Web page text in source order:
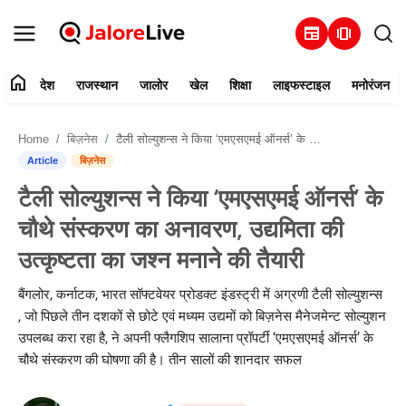
newspaper amp_stories
संपर्क करें
देश
राजस्थान
जालोर
खेल
home देश राजस्थान जालोर खेल शिक्षा लाइफस्टाइल मनोरंजन
Home बिज़नेस टैली सोल्युशन्स ने किया ‘एमएसएमई ऑनर्स’ के चौथे संस्करण का अनावरण, उद्यमिता की उत्कृष्टता का जश्न मनाने की तैयारी
Article बिज़नेस
टैली सोल्युशन्स ने किया ‘एमएसएमई ऑनर्स’ के
चौथे संस्करण का अनावरण, उद्यमिता की
उत्कृष्टता का जश्न मनाने की तैयारी
बैंगलोर, कर्नाटक, भारत सॉफ्टवेयर प्रोडक्ट इंडस्ट्री में अग्रणी टैली सोल्युशन्स
, जो पिछले तीन दशकों से छोटे एवं मध्यम उद्यमों को बिज़नेस मैनेजमेन्ट सोल्युशन
उपलब्ध करा रहा है, ने अपनी फ्लैगशिप सालाना प्रॉपर्टी ‘एमएसएमई ऑनर्स’ के
चौथे संस्करण की घोषणा की है। तीन सालों की शानदार सफल